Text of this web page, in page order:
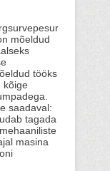
mõeldud
tööks
kõige
saadaval:
tagada
masina